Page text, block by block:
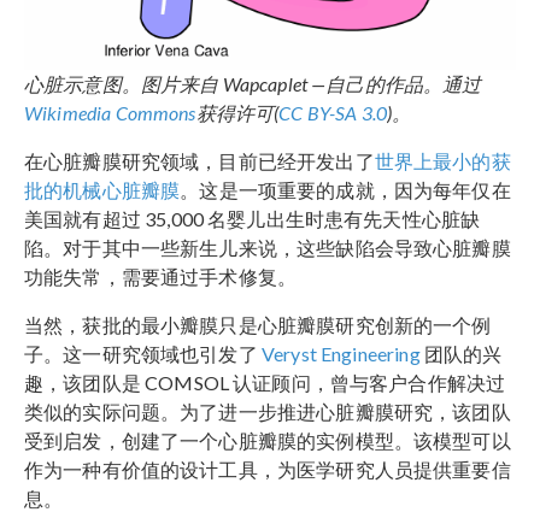
心脏示意图。图片来自 Wapcaplet —自己的作品。通过
Wikimedia Commons获得许可(CC BY-SA 3.0)。
在心脏瓣膜研究领域，目前已经开发出了世界上最小的获
批的机械心脏瓣膜。这是一项重要的成就，因为每年仅在
美国就有超过 35,000 名婴儿出生时患有先天性心脏缺
陷。对于其中一些新生儿来说，这些缺陷会导致心脏瓣膜
功能失常，需要通过手术修复。
当然，获批的最小瓣膜只是心脏瓣膜研究创新的一个例
子。这一研究领域也引发了 Veryst Engineering团队的兴
趣，该团队是 COMSOL 认证顾问，曾与客户合作解决过
类似的实际问题。为了进一步推进心脏瓣膜研究，该团队
受到启发，创建了一个心脏瓣膜的实例模型。该模型可以
作为一种有价值的设计工具，为医学研究人员提供重要信
息。